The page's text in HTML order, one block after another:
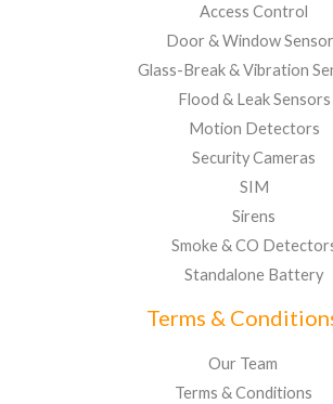
Access Control
Door & Window
Glass-Break & Vibration
Flood & Leak Sensors
Motion Detectors
Security Cameras
SIM
Sirens
Smoke & CO
Standalone Battery
Terms &
Our Team
Terms & Conditions